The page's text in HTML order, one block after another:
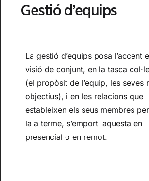
Gestió d’equips
La gestió d’equips posa l’accent
visió de conjunt, en la tasca
(el propòsit de l’equip, les seves
objectius), i en les relacions que
estableixen els seus membres
la a terme, s’emporti aquesta en
presencial o en remot.